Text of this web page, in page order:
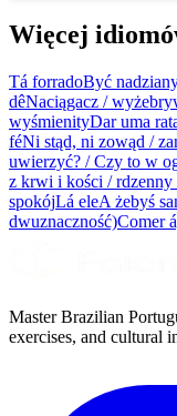
Więcej
Tá forradoByć
dêNaciągacz /
wyśmienityDar uma
féNi stąd, ni zowąd /
uwierzyć? / Czy to w
z krwi i kości / rdzenny
spokójLá eleA żebyś
dwuznaczność)Comer
Master Brazilian
exercises, and cultural